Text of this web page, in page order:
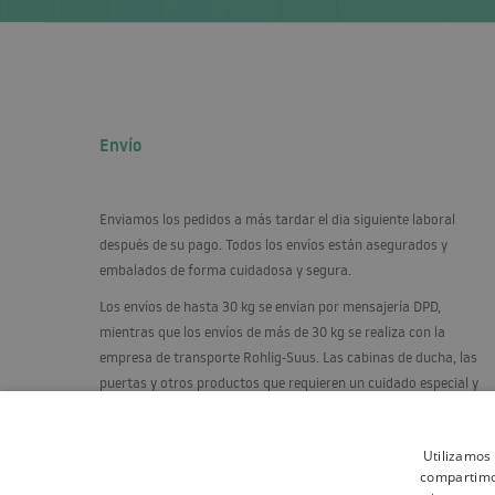
Envío
Enviamos los pedidos a más tardar el dia siguiente laboral
después de su pago. Todos los envíos están asegurados y
embalados de forma cuidadosa y segura.
Los envíos de hasta 30 kg se envían por mensajería DPD,
mientras que los envíos de más de 30 kg se realiza con la
empresa de transporte Rohlig-Suus. Las cabinas de ducha, las
puertas y otros productos que requieren un cuidado especial y